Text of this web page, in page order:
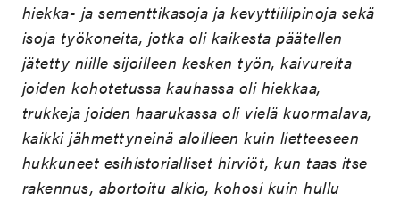
hiekka- ja sementtikasoja ja kevyttiilipinoja sekä
isoja työkoneita, jotka oli kaikesta päätellen
jätetty niille sijoilleen kesken työn, kaivureita
joiden kohotetussa kauhassa oli hiekkaa,
trukkeja joiden haarukassa oli vielä kuormalava,
kaikki jähmettyneinä aloilleen kuin lietteeseen
hukkuneet esihistorialliset hirviöt, kun taas itse
rakennus, abortoitu alkio, kohosi kuin hullu